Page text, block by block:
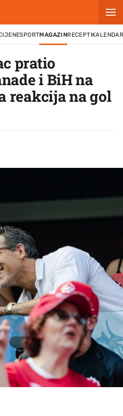
SPORTMAGAZINRECEPTI
pratio
i BiH na
reakcija na gol